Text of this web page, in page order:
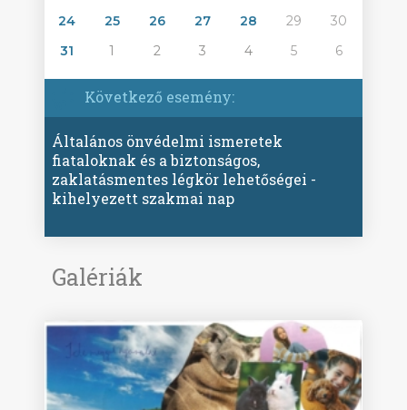
24
25 26 27 28 29
30
31
1 2 3 4 5 6
Következő esemény:
Általános önvédelmi ismeretek
fiataloknak és a biztonságos,
zaklatásmentes légkör lehetőségei -
kihelyezett szakmai nap
Galériák